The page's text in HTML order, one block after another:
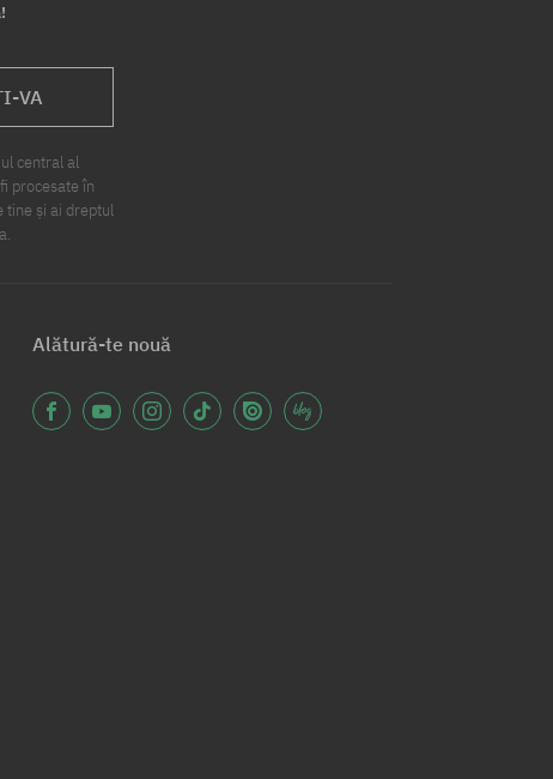
VA
central al
procesate în
tine și ai dreptul
Alătură-te nouă